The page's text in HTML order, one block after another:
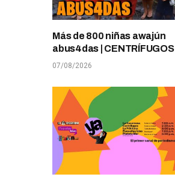
Más de 800 niñas awajún
abus4das | CENTRÍFUGOS
07/08/2026